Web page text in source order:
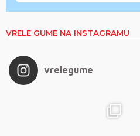
VRELE GUME NA INSTAGRAMU
vrelegume